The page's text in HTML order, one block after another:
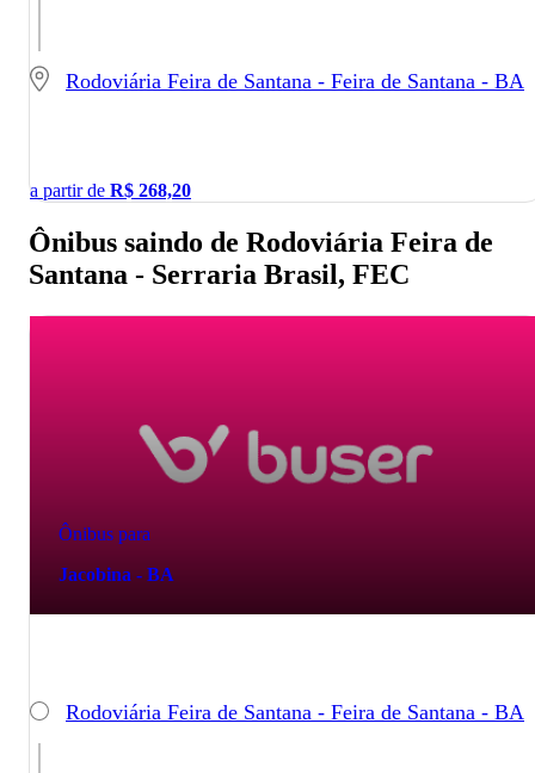
Rodoviária Feira de Santana - Feira de Santana - BA
a partir de R$ 268,20
Ônibus saindo de Rodoviária Feira de
Santana - Serraria Brasil, FEC
Ônibus para
Jacobina - BA
Rodoviária Feira de Santana - Feira de Santana - BA